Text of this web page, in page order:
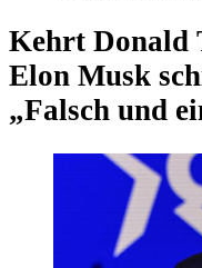
Kehrt Donald
Elon Musk
„Falsch und